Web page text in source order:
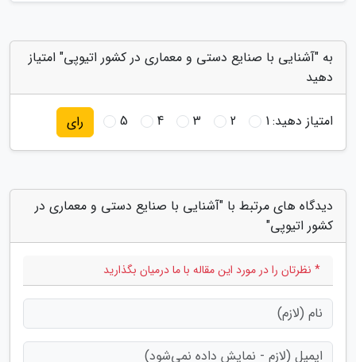
به "آشنایی با صنایع دستی و معماری در کشور اتیوپی" امتیاز
دهید
امتیاز دهید:1
2
3
4
5 رای
دیدگاه های مرتبط با "آشنایی با صنایع دستی و معماری در
کشور اتیوپی"
* نظرتان را در مورد این مقاله با ما درمیان بگذارید